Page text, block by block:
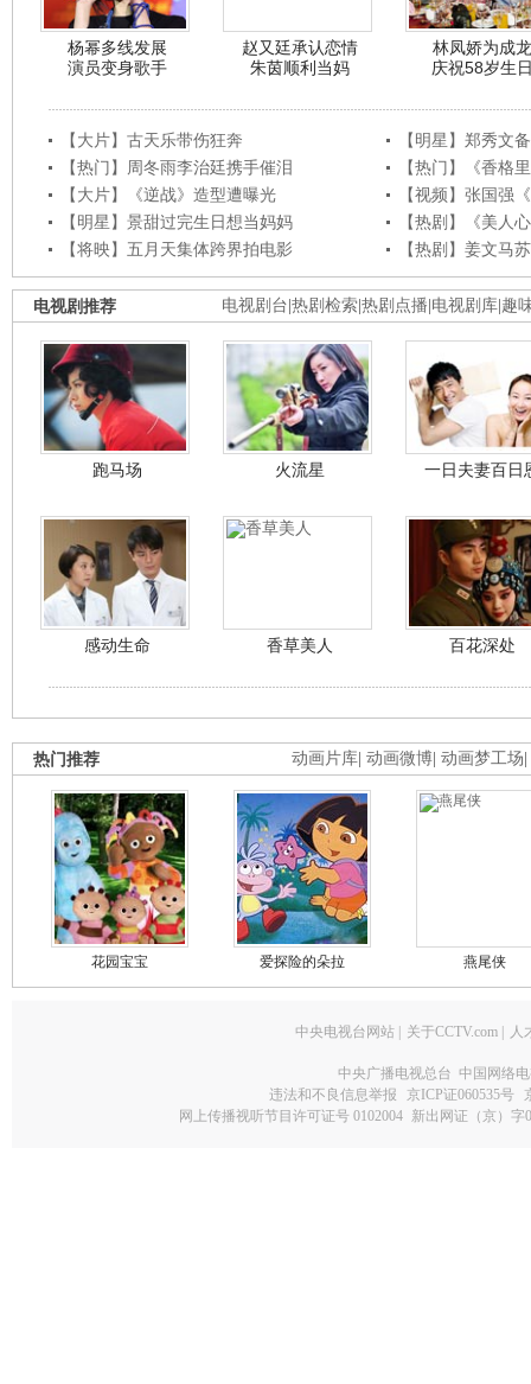
杨幂多线发展
演员变身歌手
赵又廷承认恋情
朱茵顺利当妈
林凤娇为成龙
庆祝58岁生
【大片】古天乐带伤狂奔
【明星】郑秀文
【热门】周冬雨李治廷携手催泪
【热门】《香格
【大片】《逆战》造型遭曝光
【视频】张国强
【明星】景甜过完生日想当妈妈
【热剧】《美人
【将映】五月天集体跨界拍电影
【热剧】姜文马
电视剧台 热剧检索 热剧点播 电视剧库 趣
电视剧推荐
跑马场 火流星 一日夫妻百日
感动生命 香草美人 百花深处
动画片库 动画微博 动画梦工场
热门推荐
花园宝宝 爱探险的朵拉 燕尾侠
中央电视台网站 关于CCTV.com 人
中央广播电视总台 中国网络
违法和不良信息举报
京ICP证060535号
网上传播视听节目许可证号 0102004 新出网证（京）